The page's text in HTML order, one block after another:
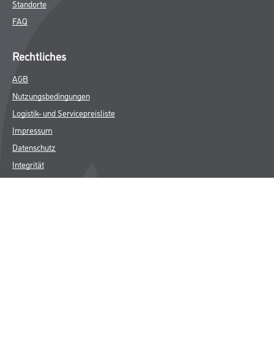
Standorte
FAQ
Rechtliches
AGB
Nutzungsbedingungen
Logistik- und Servicepreisliste
Impressum
Datenschutz
Integrität
Kontakt